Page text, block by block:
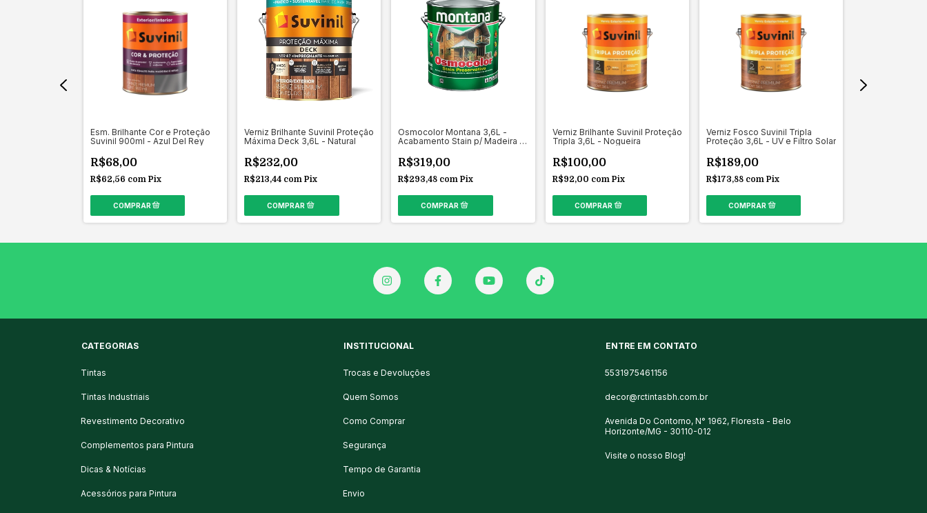
Esm. Brilhante Cor e Proteção
Suvinil 900ml - Azul Del Rey
R$68,00
R$62,56 com Pix
Verniz Brilhante Suvinil Proteção
Máxima Deck 3,6L - Natural
R$232,00
R$213,44 com Pix
Osmocolor Montana 3,6L -
Acabamento Stain p/ Madeira -
R$319,00
R$293,48 com Pix
Verniz Brilhante Suvinil Proteção
Tripla 3,6L - Nogueira
R$100,00
R$92,00 com Pix
Verniz Fosco Suvinil Tripla
Proteção 3,6L - UV e Filtro Solar
R$189,00
R$173,88 com Pix
CATEGORIAS
Tintas
Tintas Industriais
Revestimento Decorativo
Complementos para Pintura
Dicas & Notícias
Acessórios para Pintura
INSTITUCIONAL
Trocas e Devoluções
Quem Somos
Como Comprar
Segurança
Tempo de Garantia
Envio
ENTRE EM CONTATO
5531975461156
decor@rctintasbh.com.br
Avenida Do Contorno, N° 1962, Floresta - Belo
Horizonte/MG - 30110-012
Visite o nosso Blog!